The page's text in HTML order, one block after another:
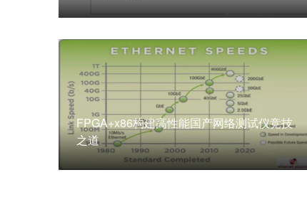
FPGA+x86构建高性能国产网络测试仪竞技
之道